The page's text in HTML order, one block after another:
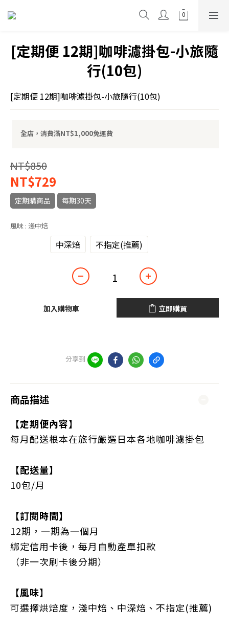
[定期便 12期]咖啡濾掛包-小旅隨
行(10包)
[定期便 12期]咖啡濾掛包-小旅隨行(10包)
全店，消費滿NT$1,000免運費
NT$850
NT$729
定期購商品 每期30天
風味 : 淺中焙
中深焙 不指定(推薦)
加入購物車 立即購買
分享到
商品描述
【定期便內容】
每月配送根本在旅行嚴選日本各地咖啡濾掛包
【配送量】
10包/月
【訂閱時間】
12期，一期為一個月
綁定信用卡後，每月自動產單扣款
（非一次刷卡後分期）
【風味】
可選擇烘焙度，淺中焙、中深焙、不指定(推薦)